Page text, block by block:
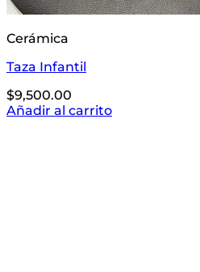
Cerámica
Taza Infantil
$9,500.00
Añadir al carrito